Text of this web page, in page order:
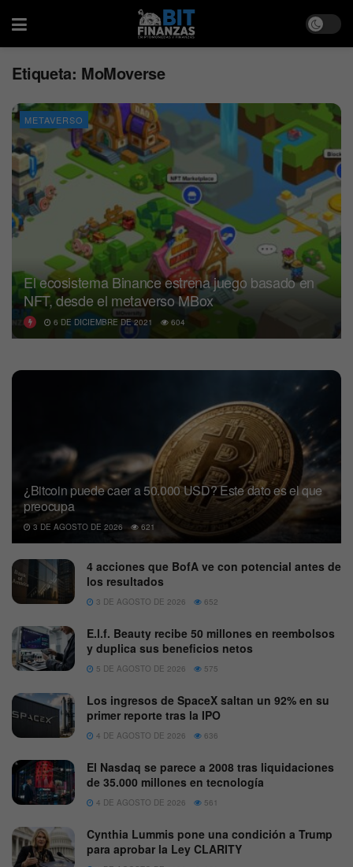
Etiqueta: MoMoverse
METAVERSO
El ecosistema Binance estrena juego basado en
NFT, desde el metaverso MBox
6 DE DICIEMBRE DE 2021 604
¿Bitcoin puede caer a 50.000 USD? Este dato es el que
preocupa
3 DE AGOSTO DE 2026 621
4 acciones que BofA ve con potencial antes de
los resultados
3 DE AGOSTO DE 2026 652
E.l.f. Beauty recibe 50 millones en reembolsos
y duplica sus beneficios netos
5 DE AGOSTO DE 2026 575
Los ingresos de SpaceX saltan un 92% en su
primer reporte tras la IPO
4 DE AGOSTO DE 2026 636
El Nasdaq se parece a 2008 tras liquidaciones
de 35.000 millones en tecnología
4 DE AGOSTO DE 2026 561
Cynthia Lummis pone una condición a Trump
para aprobar la Ley CLARITY